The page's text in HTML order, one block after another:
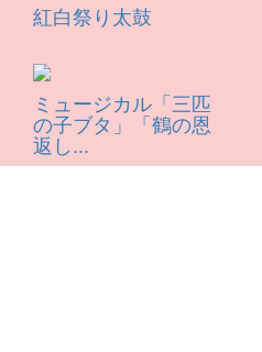
紅白祭り太鼓
ミュージカル「三匹
の子ブタ」「鶴の恩
返し...